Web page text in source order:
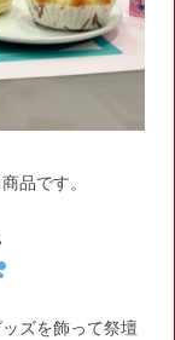
品です。
ズを飾って祭壇